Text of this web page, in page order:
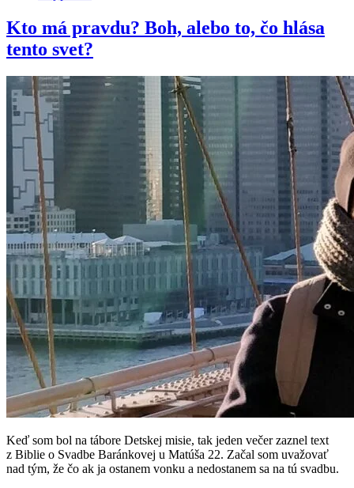
Kto má pravdu? Boh, alebo to, čo hlása
tento svet?
Keď som bol na tábore Detskej misie, tak jeden večer zaznel text
z Biblie o Svadbe Baránkovej u Matúša 22. Začal som uvažovať
nad tým, že čo ak ja ostanem vonku a nedostanem sa na tú svadbu.